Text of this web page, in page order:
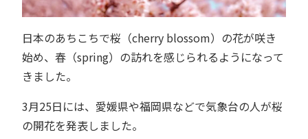
日本のあちこちで桜（cherry blossom）の花が咲き
始め、春（spring）の訪れを感じられるようになって
きました。
3月25日には、愛媛県や福岡県などで気象台の人が桜
の開花を発表しました。